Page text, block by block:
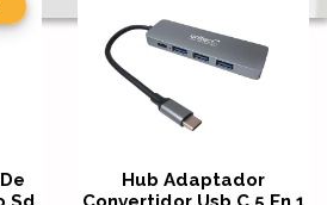
Hub Adaptador